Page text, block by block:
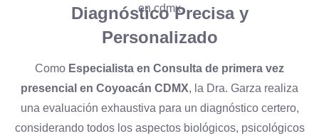
Diagnóstico Precisa y
Personalizado
Como Especialista en Consulta de primera vez
presencial en Coyoacán CDMX, la Dra. Garza realiza
una evaluación exhaustiva para un diagnóstico certero,
considerando todos los aspectos biológicos, psicológicos